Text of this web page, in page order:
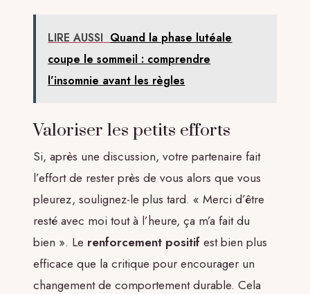
LIRE AUSSI Quand la phase lutéale
coupe le sommeil : comprendre
l’insomnie avant les règles
Valoriser les petits efforts
Si, après une discussion, votre partenaire fait
l’effort de rester près de vous alors que vous
pleurez, soulignez-le plus tard. « Merci d’être
resté avec moi tout à l’heure, ça m’a fait du
bien ». Le renforcement positif est bien plus
efficace que la critique pour encourager un
changement de comportement durable. Cela